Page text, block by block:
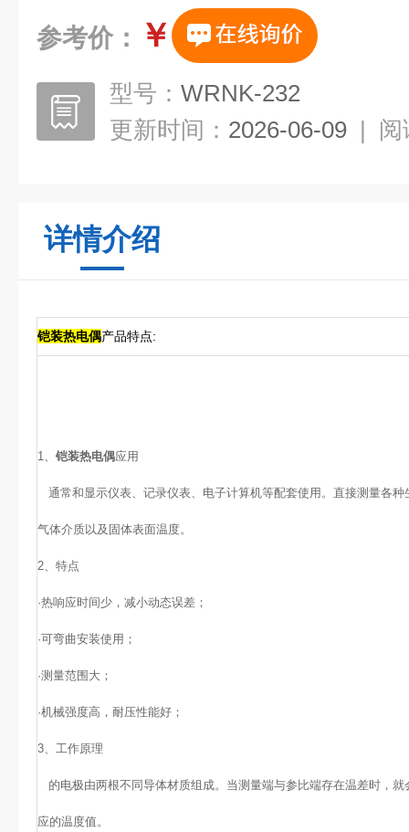
参考价： ￥
型号： WRNK-232
更新时间： 2026-06-09 | 阅
详情介绍
铠装热电偶产品特点:
1、 铠装热电偶应用
通常和显示仪表、记录仪表、电子计算机等配套使用。直接测量各种
气体介质以及固体表面温度。
2、 特点
·热响应时间少，减小动态误差；
·可弯曲安装使用；
·测量范围大；
·机械强度高，耐压性能好；
3、工作原理
的电极由两根不同导体材质组成。当测量端与参比端存在温差时，
应的温度值。